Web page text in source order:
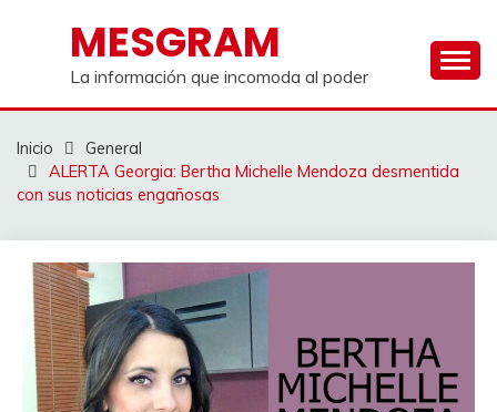
contenidoMESGRAM
La información que incomoda al poder
Inicio
General
ALERTA Georgia: Bertha Michelle Mendoza desmentida
con sus noticias engañosas